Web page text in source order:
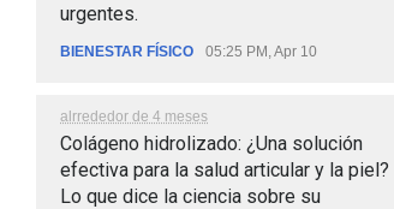
urgentes.
BIENESTAR FÍSICO 05:25 PM, Apr 10
alrrededor de 4 meses
Colágeno hidrolizado: ¿Una solución
efectiva para la salud articular y la piel?
Lo que dice la ciencia sobre su